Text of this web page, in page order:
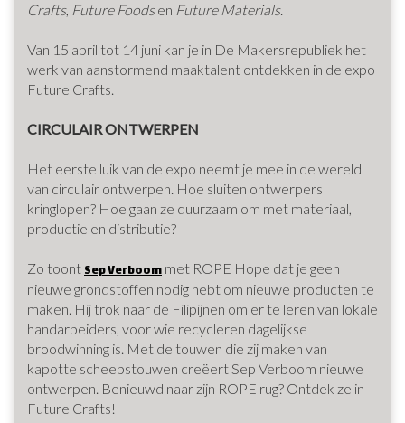
Crafts, Future Foodsen Future Materials.
Van 15 april tot 14 juni kan je in De Makersrepubliek het
werk van aanstormend maaktalent ontdekken in de expo
Future Crafts.
CIRCULAIR ONTWERPEN
Het eerste luik van de expo neemt je mee in de wereld
van circulair ontwerpen. Hoe sluiten ontwerpers
kringlopen? Hoe gaan ze duurzaam om met materiaal,
productie en distributie?
Zo toontSep Verboom met ROPE Hope dat je geen
nieuwe grondstoffen nodig hebt om nieuwe producten te
maken. Hij trok naar de Filipijnen om er te leren van lokale
handarbeiders, voor wie recycleren dagelijkse
broodwinning is. Met de touwen die zij maken van
kapotte scheepstouwen creëert Sep Verboom nieuwe
ontwerpen. Benieuwd naar zijn ROPE rug? Ontdek ze in
Future Crafts!